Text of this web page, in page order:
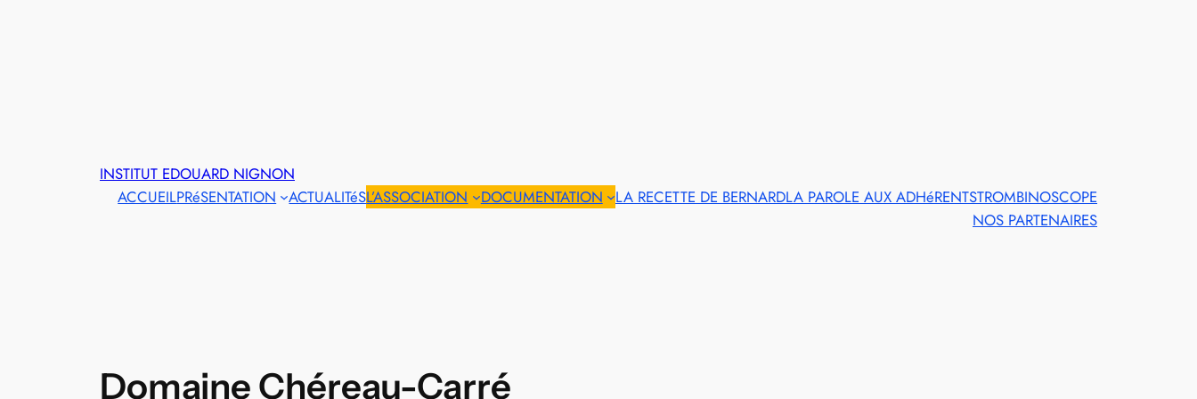
INSTITUT EDOUARD NIGNON
ACCUEILPRéSENTATION ACTUALITéSL’ASSOCIATION DOCUMENTATION LA RECETTE DE BERNARDLA PAROLE AUX ADHéRENTSTROMBINOSCOPE
NOS PARTENAIRES
Domaine Chéreau-Carré